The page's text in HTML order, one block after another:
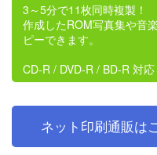
3～5分で11枚同時複製！
作成したROM写真集や音
ピーできます。
CD-R / DVD-R / BD-R 対応
ネット印刷通販は